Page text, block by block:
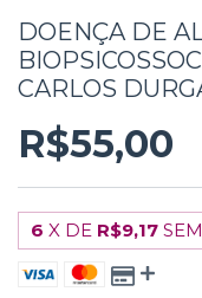
DOENÇA DE
CARLOS
R$55,00
6 X DE R$9,17